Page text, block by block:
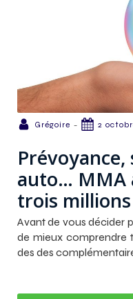
Grégoire - 2
auto… MMA
trois
Avant de vous décider
de mieux comprendre
des des